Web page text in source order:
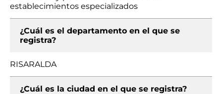
establecimientos especializados
¿Cuál es el departamento en el que se
registra?
RISARALDA
¿Cuál es la ciudad en el que se registra?